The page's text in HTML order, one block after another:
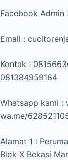
Facebook Admin
Email :
Kontak :
081384959184
Whatsapp kami :
wa.me/
Alamat 1 :
Blok X Bekasi